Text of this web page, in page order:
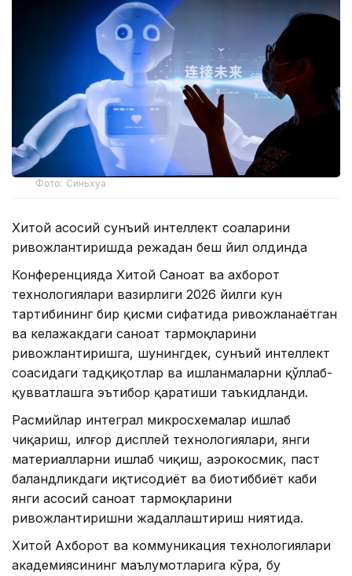
Фото: Синьхуа
Хитой асосий сунъий интеллект соҳаларини
ривожлантиришда режадан беш йил олдинда
Конференцияда Хитой Саноат ва ахборот
технологиялари вазирлиги 2026 йилги кун
тартибининг бир қисми сифатида ривожланаётган
ва келажакдаги саноат тармоқларини
ривожлантиришга, шунингдек, сунъий интеллект
соҳасидаги тадқиқотлар ва ишланмаларни қўллаб-
қувватлашга эътибор қаратиши таъкидланди.
Расмийлар интеграл микросхемалар ишлаб
чиқариш, илғор дисплей технологиялари, янги
материалларни ишлаб чиқиш, аэрокосмик, паст
баландликдаги иқтисодиёт ва биотиббиёт каби
янги асосий саноат тармоқларини
ривожлантиришни жадаллаштириш ниятида.
Хитой Ахборот ва коммуникация технологиялари
академиясининг маълумотларига кўра, бу